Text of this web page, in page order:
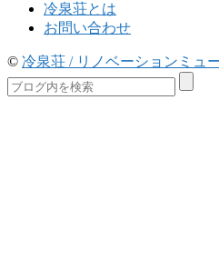
冷泉荘とは
お問い合わせ
© 冷泉荘 / リノベーションミュ